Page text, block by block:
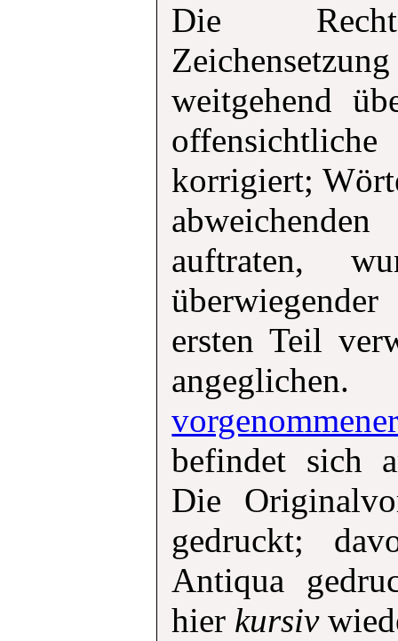
Die
weitgehend
korrigiert;
auftraten,
ersten Teil
befindet sich
Die
gedruckt;
Antiqua
hier kursiv